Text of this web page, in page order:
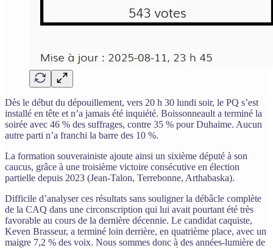
Dès le début du dépouillement, vers 20 h 30 lundi soir, le PQ s’est
installé en tête et n’a jamais été inquiété. Boissonneault a terminé la
soirée avec 46 % des suffrages, contre 35 % pour Duhaime. Aucun
autre parti n’a franchi la barre des 10 %.
La formation souverainiste ajoute ainsi un sixième député à son
caucus, grâce à une troisième victoire consécutive en élection
partielle depuis 2023 (Jean-Talon, Terrebonne, Arthabaska).
Difficile d’analyser ces résultats sans souligner la débâcle complète
de la CAQ dans une circonscription qui lui avait pourtant été très
favorable au cours de la dernière décennie. Le candidat caquiste,
Keven Brasseur, a terminé loin derrière, en quatrième place, avec un
maigre 7,2 % des voix. Nous sommes donc à des années-lumière de